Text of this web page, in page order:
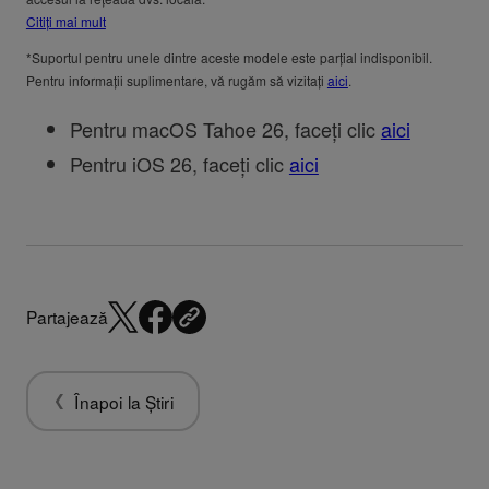
Citiți mai mult
*Suportul pentru unele dintre aceste modele este parțial indisponibil.
Pentru informații suplimentare, vă rugăm să vizitați aici.
Pentru macOS Tahoe 26, faceți clicaici
Pentru iOS 26, faceți clicaici
Partajează
Înapoi la Știri